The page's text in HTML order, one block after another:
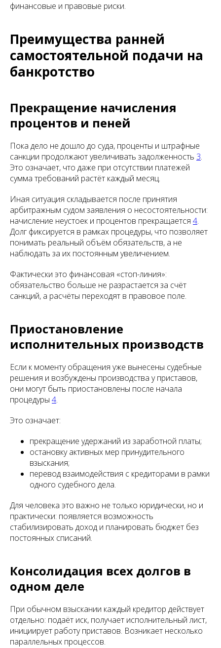
финансовые и правовые риски.
Преимущества ранней
самостоятельной подачи на
банкротство
Прекращение начисления
процентов и пеней
Пока дело не дошло до суда, проценты и штрафные
санкции продолжают увеличивать задолженность 3.
Это означает, что даже при отсутствии платежей
сумма требований растёт каждый месяц.
Иная ситуация складывается после принятия
арбитражным судом заявления о несостоятельности:
начисление неустоек и процентов прекращается 4.
Долг фиксируется в рамках процедуры, что позволяет
понимать реальный объём обязательств, а не
наблюдать за их постоянным увеличением.
Фактически это финансовая «стоп-линия»:
обязательство больше не разрастается за счёт
санкций, а расчёты переходят в правовое поле.
Приостановление
исполнительных производств
Если к моменту обращения уже вынесены судебные
решения и возбуждены производства у приставов,
они могут быть приостановлены после начала
процедуры 4.
Это означает:
прекращение удержаний из заработной платы;
остановку активных мер принудительного
взыскания;
перевод взаимодействия с кредиторами в рамки
одного судебного дела.
Для человека это важно не только юридически, но и
практически: появляется возможность
стабилизировать доход и планировать бюджет без
постоянных списаний.
Консолидация всех долгов в
одном деле
При обычном взыскании каждый кредитор действует
отдельно: подаёт иск, получает исполнительный лист,
инициирует работу приставов. Возникает несколько
параллельных процессов.